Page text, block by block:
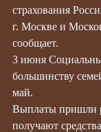
страхования
г. Москве и
сообщает.
3 июня
большинству
май.
Выплаты пришли
получают